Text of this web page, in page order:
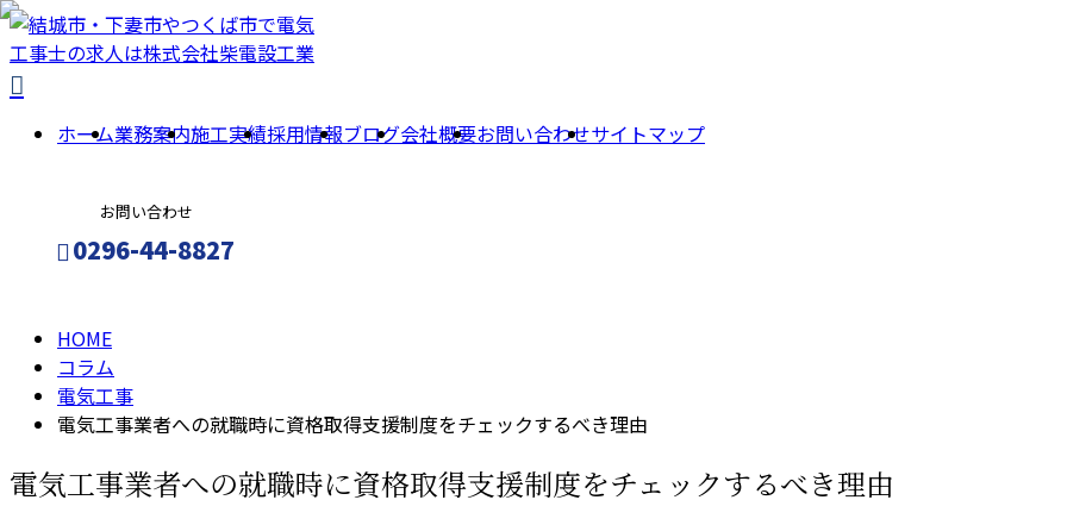
ホーム業務案内施工実績採用情報ブログ会社概要お問い合わせサイトマップ
お問い合わせ
0296-44-8827
メールフォーム
コ
column
HOME
コラム
電気工事
電気工事業者への就職時に資格取得支援制度をチェックするべき理由
電気工事業者への就職時に資格取得支援制度をチェックするべき理由